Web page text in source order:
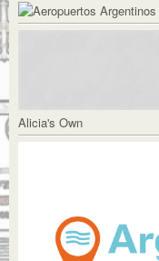
Alicia's Own